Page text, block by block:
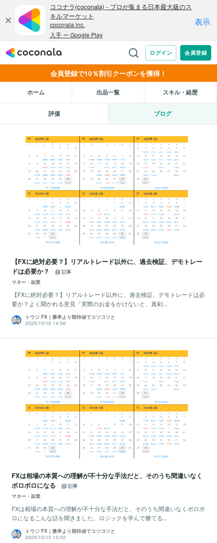
会員登録で10％割引クーポンを獲得！
ホーム 出品一覧 スキル・経歴
評価 ブログ
【FXに絶対必要？】リアルトレード以外に、過去検証、デモトレー
ドは必要か？
記事
マネー・副業
【FXに絶対必要？】リアルトレード以外に、過去検証、デモトレードは必
要か？よく聞かれる意見「実際のお金をかけないと、真剣...
トウジ FX｜勝率より期待値でコツコツと
2025/10/16 14:56
FXは相場の本質への理解が不十分な手法だと、そのうち間違いなく
ボロボロになる
記事
マネー・副業
FXは相場の本質への理解が不十分な手法だと、そのうち間違いなくボロボ
ロになるこんな話を聞きました。ロジックを学んで勝てる...
トウジ FX｜勝率より期待値でコツコツと
2025/10/15 15:02